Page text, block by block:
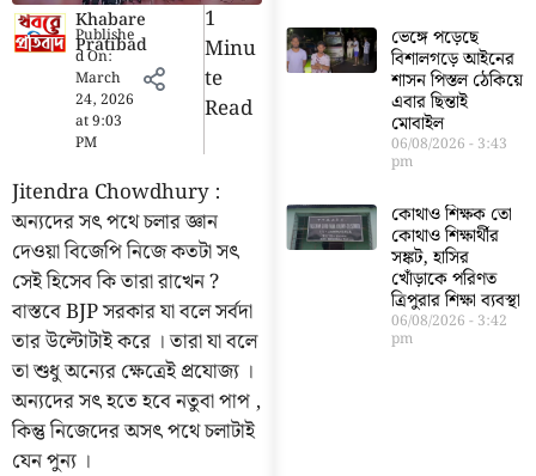
Khabare
Pratibad
Publishe
d On:
March
24, 2026
at9:03
PM
1
Minu
Te
Read
Jitendra Chowdhury :
অন্যদের সৎ পথে চলার জ্ঞান
দেওয়া বিজেপি নিজে কতটা সৎ
সেই হিসেব কি তারা রাখেন ?
বাস্তবে BJP সরকার যা বলে সর্বদা
তার উল্টোটাই করে । তারা যা বলে
তা শুধু অন্যের ক্ষেত্রেই প্রযোজ্য ।
অন্যদের সৎ হতে হবে নতুবা পাপ ,
কিন্তু নিজেদের অসৎ পথে চলাটাই
যেন পুন্য ।
ভেঙ্গে পড়েছে
বিশালগড়ে আইনের
শাসন পিস্তল ঠেকিয়ে
এবার ছিন্তাই
মোবাইল
06/08/2026 3:43
pm
কোথাও শিক্ষক তো
কোথাও শিক্ষার্থীর
সঙ্কট, হাসির
খোঁড়াকে পরিণত
ত্রিপুরার শিক্ষা ব্যবস্থা
06/08/2026 3:42
pm